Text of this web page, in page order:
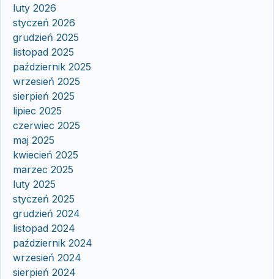
luty 2026
styczeń 2026
grudzień 2025
listopad 2025
październik 2025
wrzesień 2025
sierpień 2025
lipiec 2025
czerwiec 2025
maj 2025
kwiecień 2025
marzec 2025
luty 2025
styczeń 2025
grudzień 2024
listopad 2024
październik 2024
wrzesień 2024
sierpień 2024